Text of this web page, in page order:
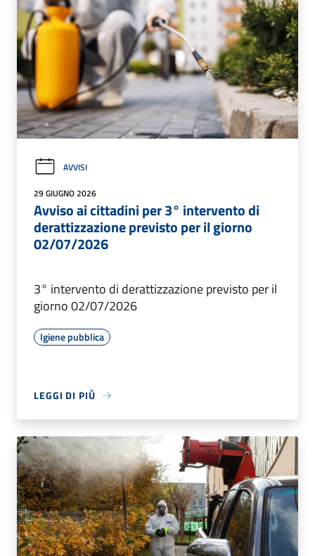
AVVISI
29 GIUGNO 2026
Avviso ai cittadini per 3° intervento di
derattizzazione previsto per il giorno
02/07/2026
3° intervento di derattizzazione previsto per il
giorno 02/07/2026
Igiene pubblica
LEGGI DI PIÙ